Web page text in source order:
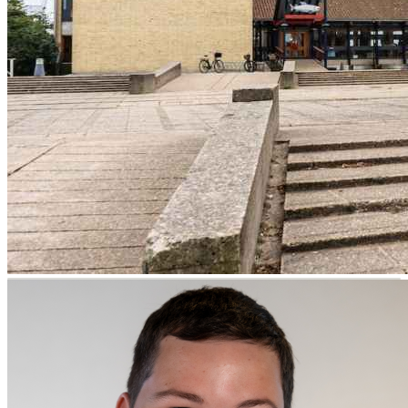
Oplev events i
Vendsyssel
Find aktuelle oplevelser, koncerter, kultur,